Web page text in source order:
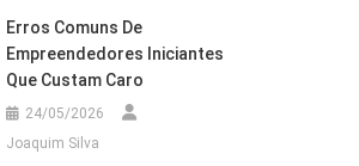
Erros Comuns De
Empreendedores Iniciantes
Que Custam Caro
24/05/2026
Joaquim Silva